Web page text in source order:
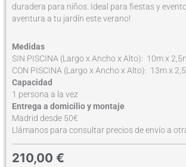
duradera para niños. Ideal para fiestas y
aventura a tu jardín este verano!
Medidas
SIN PISCINA (Largo x Ancho x Alto): 10m x
CON PISCINA (Largo x Ancho x Alto): 13m x
Capacidad
1 persona a la vez
Entrega a domicilio y montaje
Madrid desde 50€
Llámanos para consultar precios de envío a
210,00 €